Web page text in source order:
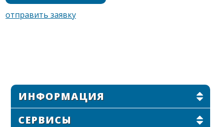
ИНФОРМАЦИЯ
СЕРВИСЫ